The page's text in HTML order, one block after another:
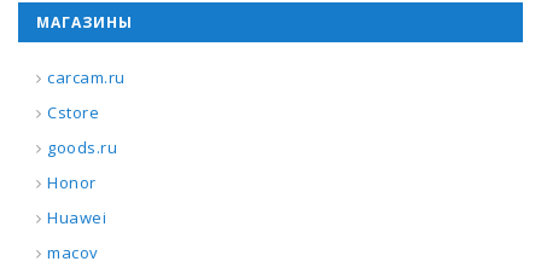
МАГАЗИНЫ
carcam.ru
Cstore
goods.ru
Honor
Huawei
macov